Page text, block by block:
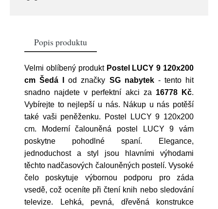
Popis produktu
Velmi oblíbený produkt Postel LUCY 9 120x200
cm Šedá I
od značky SG nabytek- tento hit
snadno najdete v perfektní akci za 16778 Kč.
Vybírejte to nejlepší u nás. Nákup u nás potěší
také vaši peněženku. Postel LUCY 9 120x200
cm. Moderní čalouněná postel LUCY 9 vám
poskytne pohodlné spaní. Elegance,
jednoduchost a styl jsou hlavními výhodami
těchto nadčasových čalouněných postelí. Vysoké
čelo poskytuje výbornou podporu pro záda
vsedě, což oceníte při čtení knih nebo sledování
televize. Lehká, pevná, dřevěná konstrukce